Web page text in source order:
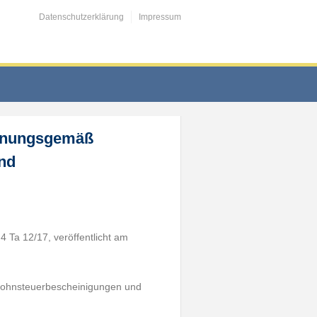
Datenschutzerklärung Impressum
Ta 12/17, veröffentlicht am
und